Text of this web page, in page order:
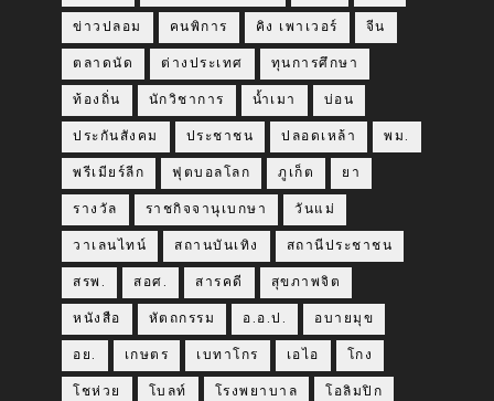
ข่าวปลอม คนพิการ คิง เพาเวอร์ จีน
ตลาดนัด ต่างประเทศ ทุนการศึกษา
ท้องถิ่น นักวิชาการ น้ำเมา บ่อน
ประกันสังคม ประชาชน ปลอดเหล้า พม.
พรีเมียร์ลีก ฟุตบอลโลก ภูเก็ต ยา
รางวัล ราชกิจจานุเบกษา วันแม่
วาเลนไทน์ สถานบันเทิง สถานีประชาชน
สรพ. สอศ. สารคดี สุขภาพจิต
หนังสือ หัตถกรรม อ.อ.ป. อบายมุข
อย. เกษตร เบทาโกร เอไอ โกง
โชห่วย โบลท์ โรงพยาบาล โอลิมปิก